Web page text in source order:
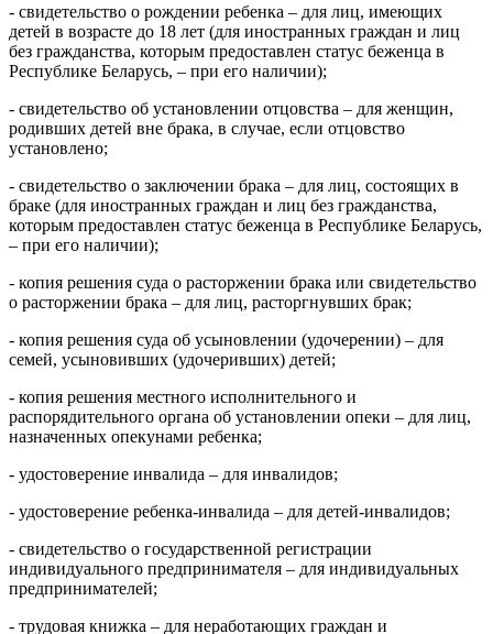
- свидетельство о рождении ребенка – для лиц, имеющих
детей в возрасте до 18 лет (для иностранных граждан и лиц
без гражданства, которым предоставлен статус беженца в
Республике Беларусь, – при его наличии);
- свидетельство об установлении отцовства – для женщин,
родивших детей вне брака, в случае, если отцовство
установлено;
- свидетельство о заключении брака – для лиц, состоящих в
браке (для иностранных граждан и лиц без гражданства,
которым предоставлен статус беженца в Республике Беларусь,
– при его наличии);
- копия решения суда о расторжении брака или свидетельство
о расторжении брака – для лиц, расторгнувших брак;
- копия решения суда об усыновлении (удочерении) – для
семей, усыновивших (удочеривших) детей;
- копия решения местного исполнительного и
распорядительного органа об установлении опеки – для лиц,
назначенных опекунами ребенка;
- удостоверение инвалида – для инвалидов;
- удостоверение ребенка-инвалида – для детей-инвалидов;
- свидетельство о государственной регистрации
индивидуального предпринимателя – для индивидуальных
предпринимателей;
- трудовая книжка – для неработающих граждан и